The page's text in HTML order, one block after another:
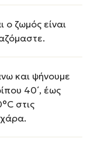
ο ζωμός είναι
και ψήνουμε
40΄, έως
στις